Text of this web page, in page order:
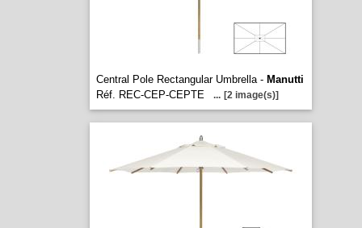
Central Pole Rectangular Umbrella - Manutti
Réf. REC-CEP-CEPTE
... [2 image(s)]